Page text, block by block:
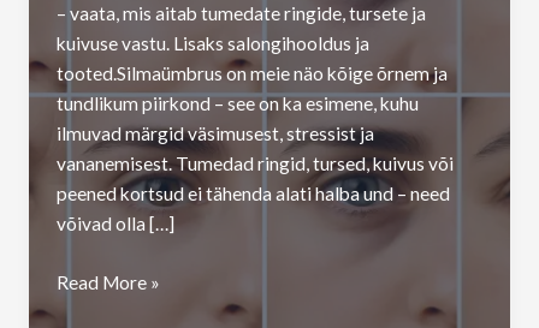
– vaata, mis aitab tumedate ringide, tursete ja
kuivuse vastu. Lisaks salongihooldus ja
tooted.Silmaümbrus on meie näo kõige õrnem ja
tundlikum piirkond – see on ka esimene, kuhu
ilmuvad märgid väsimusest, stressist ja
vananemisest. Tumedad ringid, tursed, kuivus või
peened kortsud ei tähenda alati halba und – need
võivad olla […]
Silmaaluste
Read More »